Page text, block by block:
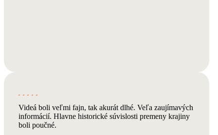
Videá boli veľmi fajn, tak akurát dlhé. Veľa zaujímavých
informácií. Hlavne historické súvislosti premeny krajiny
boli poučné.